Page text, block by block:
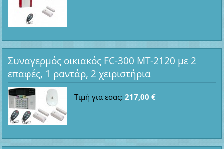
Συναγερμός οικιακός FC-300 MT-2120 με 2
επαφές, 1 ραντάρ, 2 χειριστήρια
Τιμή για εσας: 217,00 €